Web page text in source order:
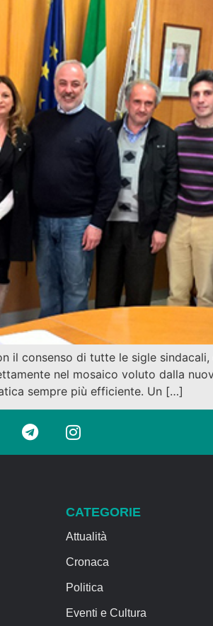
il consenso di tutte le sigle
nel mosaico voluto dalla
sempre più efficiente. Un […]
CATEGORIE
Attualità
Cronaca
Politica
Eventi e Cultura